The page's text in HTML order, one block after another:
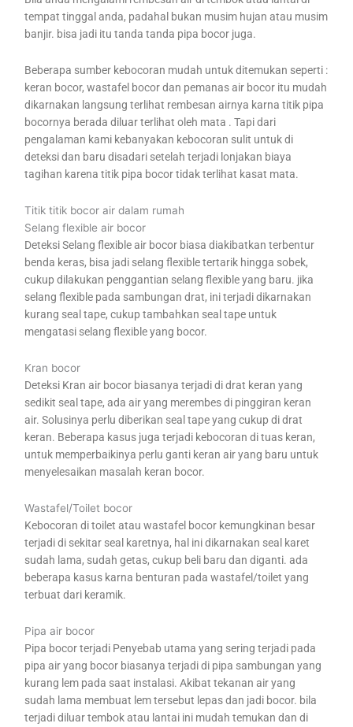
tempat tinggal anda, padahal bukan musim hujan atau musim
banjir. bisa jadi itu tanda tanda pipa bocor juga.
Beberapa sumber kebocoran mudah untuk ditemukan seperti :
keran bocor, wastafel bocor dan pemanas air bocor itu mudah
dikarnakan langsung terlihat rembesan airnya karna titik pipa
bocornya berada diluar terlihat oleh mata . Tapi dari
pengalaman kami kebanyakan kebocoran sulit untuk di
deteksi dan baru disadari setelah terjadi lonjakan biaya
tagihan karena titik pipa bocor tidak terlihat kasat mata.
Titik titik bocor air dalam rumah
Selang flexible air bocor
Deteksi Selang flexible air bocor biasa diakibatkan terbentur
benda keras, bisa jadi selang flexible tertarik hingga sobek,
cukup dilakukan penggantian selang flexible yang baru. jika
selang flexible pada sambungan drat, ini terjadi dikarnakan
kurang seal tape, cukup tambahkan seal tape untuk
mengatasi selang flexible yang bocor.
Kran bocor
Deteksi Kran air bocor biasanya terjadi di drat keran yang
sedikit seal tape, ada air yang merembes di pinggiran keran
air. Solusinya perlu diberikan seal tape yang cukup di drat
keran. Beberapa kasus juga terjadi kebocoran di tuas keran,
untuk memperbaikinya perlu ganti keran air yang baru untuk
menyelesaikan masalah keran bocor.
Wastafel/Toilet bocor
Kebocoran di toilet atau wastafel bocor kemungkinan besar
terjadi di sekitar seal karetnya, hal ini dikarnakan seal karet
sudah lama, sudah getas, cukup beli baru dan diganti. ada
beberapa kasus karna benturan pada wastafel/toilet yang
terbuat dari keramik.
Pipa air bocor
Pipa bocor terjadi Penyebab utama yang sering terjadi pada
pipa air yang bocor biasanya terjadi di pipa sambungan yang
kurang lem pada saat instalasi. Akibat tekanan air yang
sudah lama membuat lem tersebut lepas dan jadi bocor. bila
terjadi diluar tembok atau lantai ini mudah temukan dan di